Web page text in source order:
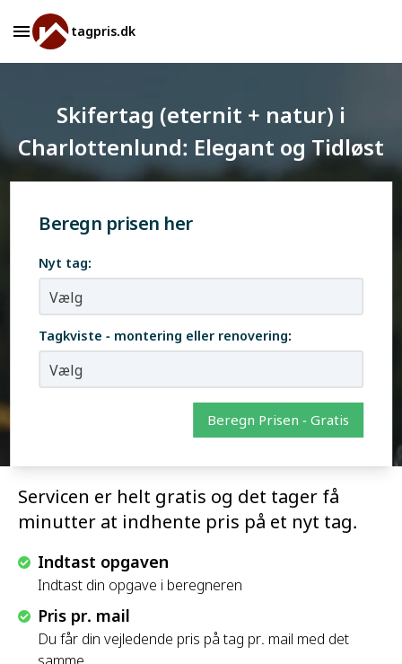
tagpris.dk
Skifertag (eternit + natur) i
Charlottenlund: Elegant og Tidløst
Servicen er helt gratis og det tager få
minutter at indhente pris på et nyt tag.
Indtast opgaven
Indtast din opgave i beregneren
Pris pr. mail
Du får din vejledende pris på tag pr. mail med det
Beregn prisen her
Nyt tag:
Tagkviste - montering eller renovering:
Beregn Prisen - Gratis